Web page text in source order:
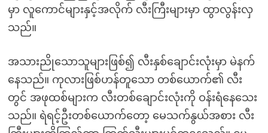
မှာ လူကောင်များနှင့်အလိုက် လီးကြီးများမှာ ထွာလွန်းလှ
သည်။
အသားညိုသောသူများဖြစ်၍ လီးနှစ်ချောင်းလုံးမှာ မဲနက်
နေသည်။ ကုလားဖြစ်ဟန်တူသော တစ်ယောက်၏ လီး
တွင် အဖုထစ်များက လီးတစ်ချောင်းလုံးကို ဝန်းရံနေသေး
သည်။ ရဲရင့်ဦးတစ်ယောက်တော့ မေသက်နွယ်အစား လီး